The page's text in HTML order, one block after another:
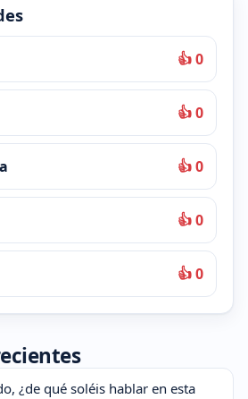
👍 0
👍 0
👍 0
👍 0
👍 0
¿de qué soléis hablar en esta